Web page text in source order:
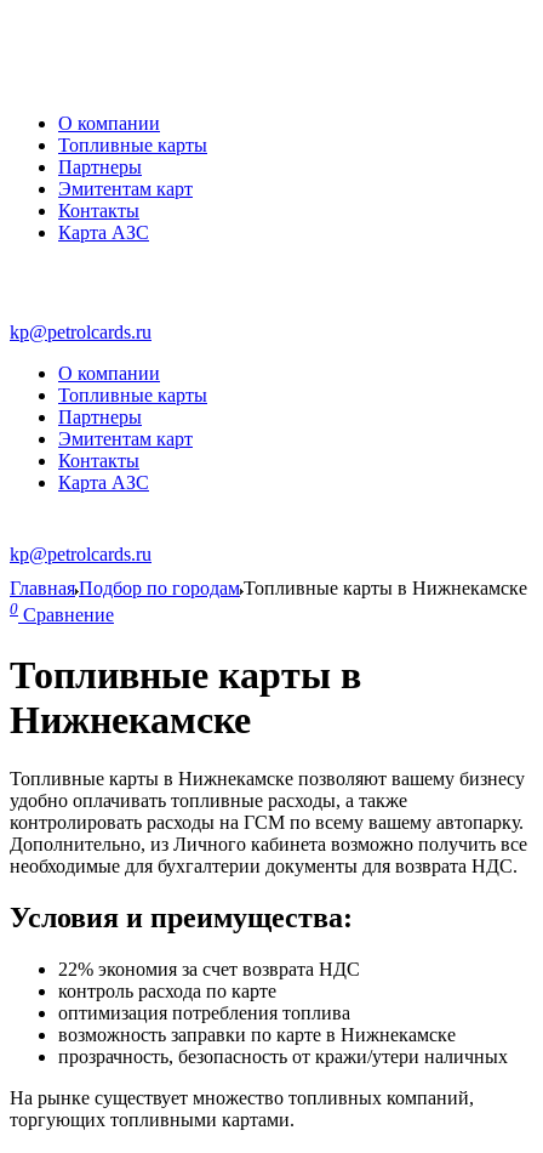
О компании
Топливные карты
Партнеры
Эмитентам карт
Контакты
Карта АЗС
kp@petrolcards.ru
О компании
Топливные карты
Партнеры
Эмитентам карт
Контакты
Карта АЗС
kp@petrolcards.ru
ГлавнаяПодбор по городамТопливные карты в Нижнекамске
0 Сравнение
Топливные карты в
Нижнекамске
Топливные карты в Нижнекамске позволяют вашему бизнесу
удобно оплачивать топливные расходы, а также
контролировать расходы на ГСМ по всему вашему автопарку.
Дополнительно, из Личного кабинета возможно получить все
необходимые для бухгалтерии документы для возврата НДС.
Условия и преимущества:
22% экономия за счет возврата НДС
контроль расхода по карте
оптимизация потребления топлива
возможность заправки по карте в Нижнекамске
прозрачность, безопасность от кражи/утери наличных
На рынке существует множество топливных компаний,
торгующих топливными картами.